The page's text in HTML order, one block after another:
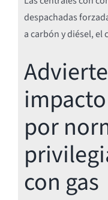
despachadas
a carbón y diésel, el
por
con gas